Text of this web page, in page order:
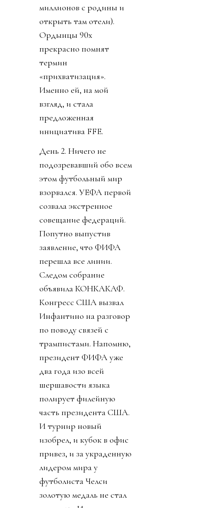
миллионов с родины и
открыть там отели).
Ордынцы 90х
прекрасно помнят
термин
«прихватизация».
Именно ей, на мой
взгляд, и стала
предложенная
инициатива FFE.
День 2. Ничего не
подозревавший обо всем
этом футбольный мир
взорвался. УЕФА первой
созвала экстренное
совещание федераций.
Попутно выпустив
заявление, что ФИФА
перешла все линии.
Следом собрание
объявила КОНКАКАФ.
Конгресс США вызвал
Инфантино на разговор
по поводу связей с
трампистами. Напомню,
президент ФИФА уже
два года изо всей
шершавости языка
полирует филейную
часть президента США.
И турнир новый
изобрел, и кубок в офис
привез, и за украденную
лидером мира у
футболиста Челси
золотую медаль не стал